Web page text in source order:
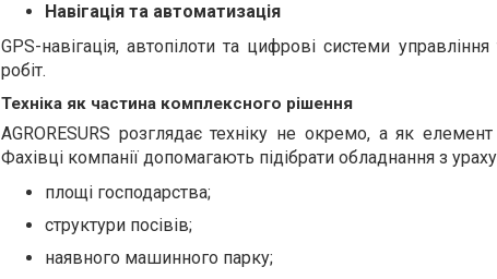
Навігація та автоматизація
GPS-навігація, автопілоти та цифрові системи
робіт.
Техніка як частина комплексного рішення
AGRORESURS розглядає техніку не окремо, а як елемент
Фахівці компанії допомагають підібрати обладнання з
площі господарства;
структури посівів;
наявного машинного парку;